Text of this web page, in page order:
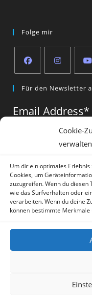
Cookie-
verwalten
Um dir ein optimales
Cookies, um
zuzugreifen. Wenn du
wie das Surfverhalten oder
verarbeiten. Wenn du deine
können bestimmte
Folge mir
in
new
in
new
in
new
tab
Für den Newsletter
Email Address*
Vorname*